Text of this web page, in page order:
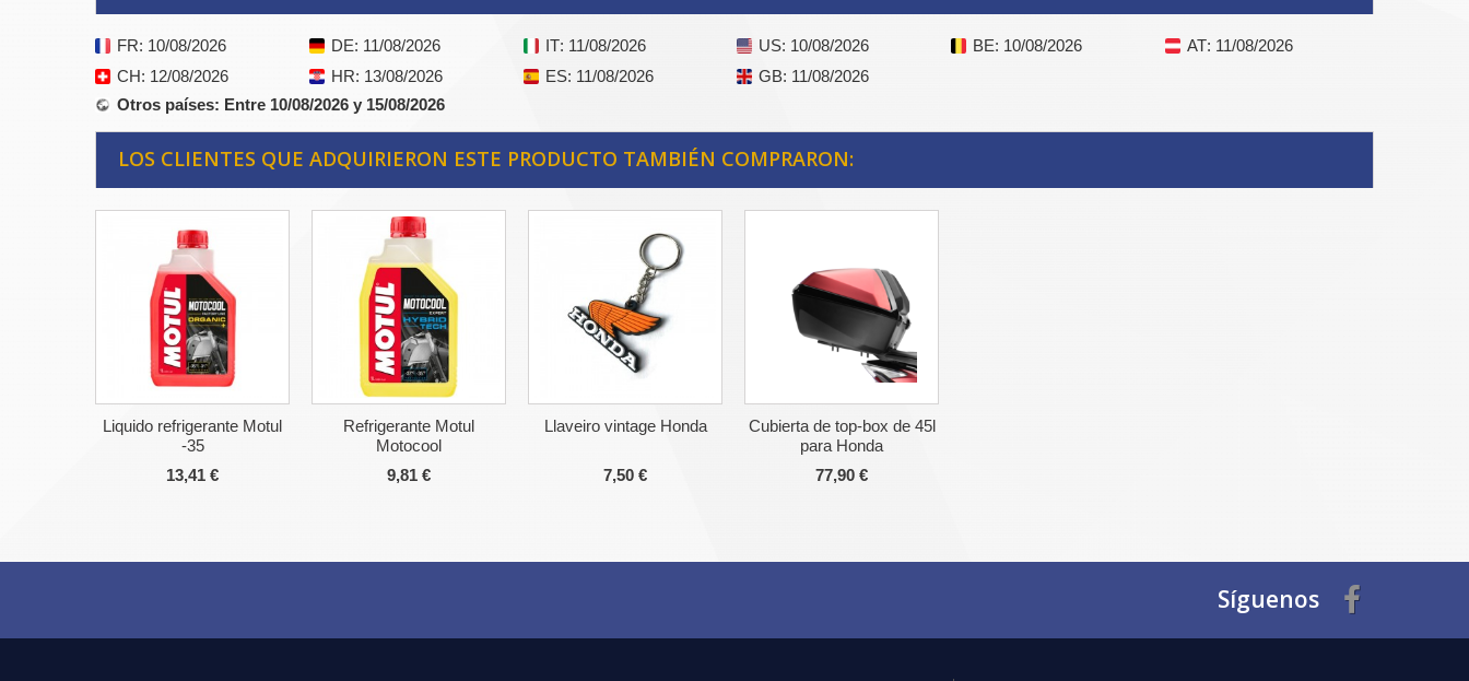
FR: 10/08/2026 DE: 11/08/2026 IT: 11/08/2026 US: 10/08/2026 BE: 10/08/2026 AT: 11/08/2026
CH: 12/08/2026 HR: 13/08/2026 ES: 11/08/2026 GB: 11/08/2026
Otros países: Entre 10/08/2026 y 15/08/2026
LOS CLIENTES QUE ADQUIRIERON ESTE PRODUCTO TAMBIÉN COMPRARON:
Liquido refrigerante Motul
-35
13,41 €
Refrigerante Motul
Motocool
9,81 €
Llaveiro vintage Honda
7,50 €
Cubierta de top-box de 45l
para Honda
77,90 €
Síguenos